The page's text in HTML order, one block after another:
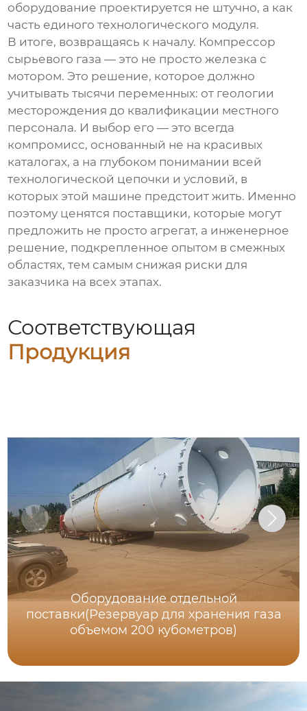
оборудование проектируется не штучно, а как
часть единого технологического модуля.
В итоге, возвращаясь к началу. Компрессор
сырьевого газа — это не просто железка с
мотором. Это решение, которое должно
учитывать тысячи переменных: от геологии
месторождения до квалификации местного
персонала. И выбор его — это всегда
компромисс, основанный не на красивых
каталогах, а на глубоком понимании всей
технологической цепочки и условий, в
которых этой машине предстоит жить. Именно
поэтому ценятся поставщики, которые могут
предложить не просто агрегат, а инженерное
решение, подкрепленное опытом в смежных
областях, тем самым снижая риски для
заказчика на всех этапах.
Соответствующая
Продукция
Оборудование отдельной
поставки(Резервуар для хранения газа
объемом 200 кубометров)